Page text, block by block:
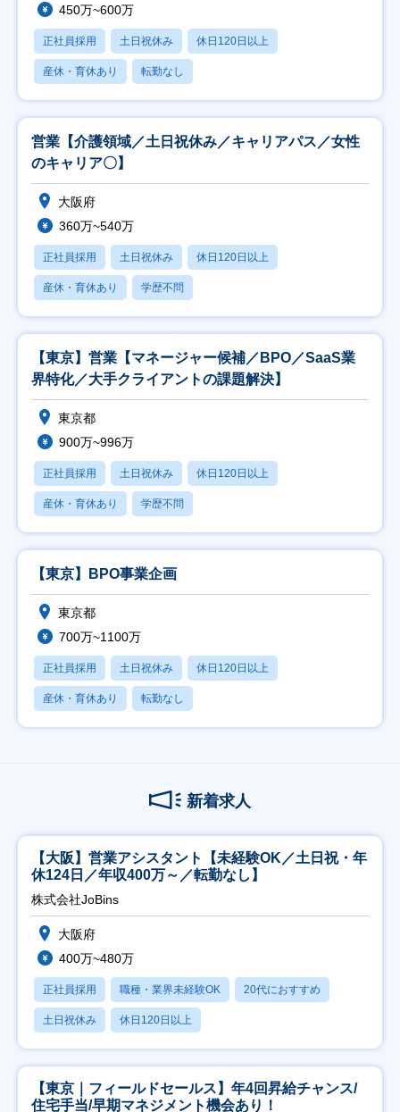
450万~600万
正社員採用 土日祝休み 休日120日以上
産休・育休あり 転勤なし
営業【介護領域／土日祝休み／キャリアパス／女性
のキャリア〇】
大阪府
360万~540万
正社員採用 土日祝休み 休日120日以上
産休・育休あり 学歴不問
【東京】営業【マネージャー候補／BPO／SaaS業
界特化／大手クライアントの課題解決】
東京都
900万~996万
正社員採用 土日祝休み 休日120日以上
産休・育休あり 学歴不問
【東京】BPO事業企画
東京都
700万~1100万
正社員採用 土日祝休み 休日120日以上
産休・育休あり 転勤なし
新着求人
【大阪】営業アシスタント【未経験OK／土日祝・年
休124日／年収400万～／転勤なし】
株式会社JoBins
大阪府
400万~480万
正社員採用 職種・業界未経験OK 20代におすすめ
土日祝休み 休日120日以上
【東京｜フィールドセールス】年4回昇給チャンス/
住宅手当/早期マネジメント機会あり！